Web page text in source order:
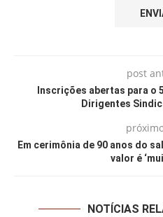
post
Inscrições abertas para o
Dirigentes
Em cerimônia de 90 anos do
valor é
NOTÍCIAS